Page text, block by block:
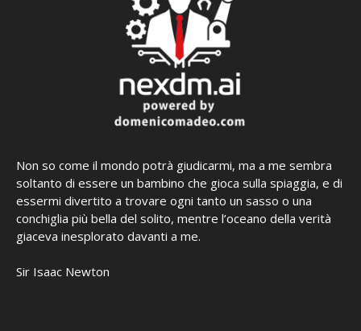
Non so come il mondo potrà giudicarmi, ma a me sembra
soltanto di essere un bambino che gioca sulla spiaggia, e di
essermi divertito a trovare ogni tanto un sasso o una
conchiglia più bella del solito, mentre l’oceano della verità
giaceva inesplorato davanti a me.
Sir Isaac Newton